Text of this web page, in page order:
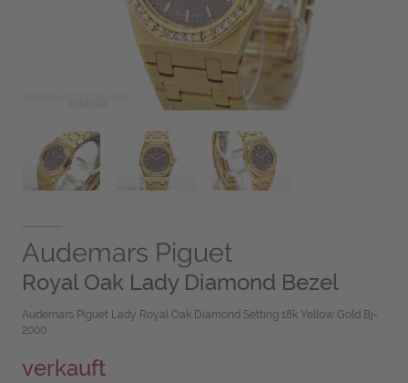
Audemars Piguet
Royal Oak Lady Diamond Bezel
Audemars Piguet Lady Royal Oak Diamond Setting 18k Yellow Gold Bj-
2000
verkauft